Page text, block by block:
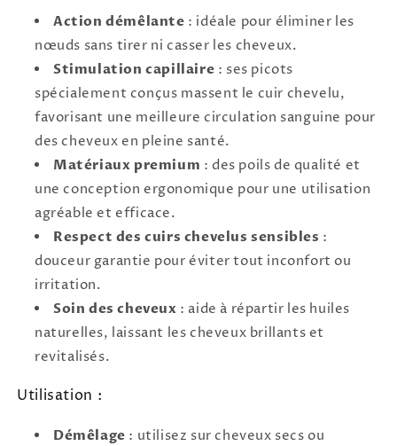
Action démêlante : idéale pour éliminer les
nœuds sans tirer ni casser les cheveux.
Stimulation capillaire : ses picots
spécialement conçus massent le cuir chevelu,
favorisant une meilleure circulation sanguine pour
des cheveux en pleine santé.
Matériaux premium : des poils de qualité et
une conception ergonomique pour une utilisation
agréable et efficace.
Respect des cuirs chevelus sensibles :
douceur garantie pour éviter tout inconfort ou
irritation.
Soin des cheveux : aide à répartir les huiles
naturelles, laissant les cheveux brillants et
revitalisés.
Utilisation :
Démêlage : utilisez sur cheveux secs ou